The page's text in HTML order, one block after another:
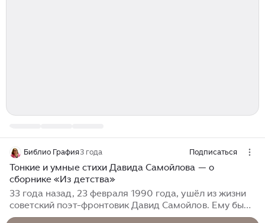
Библио Графия3 года Подписаться
Тонкие и умные стихи Давида Самойлова — о
сборнике «Из детства»
33 года назад, 23 февраля 1990 года, ушёл из жизни
советский поэт-фронтовик Давид Самойлов. Ему было
всего 69 лет. Мы знаем Самойлова в основном по